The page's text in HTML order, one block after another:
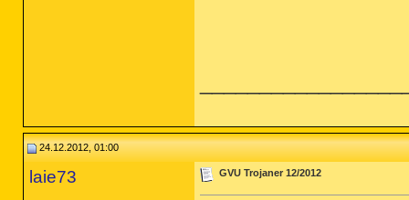
24.12.2012, 01:00
laie73 GVU Trojaner 12/2012